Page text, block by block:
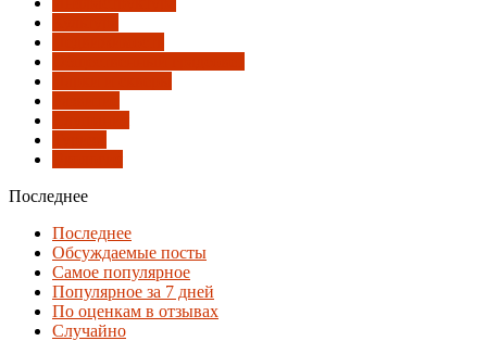
Последнее
Последнее
Обсуждаемые посты
Самое популярное
Популярное за 7 дней
По оценкам в отзывах
Случайно